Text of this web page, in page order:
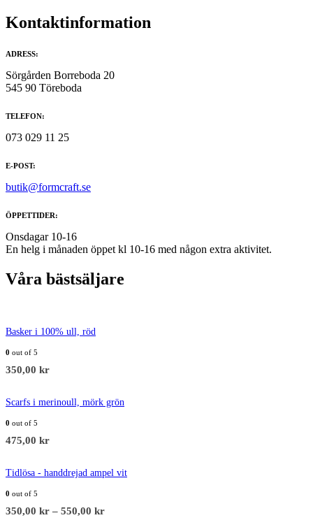
Kontaktinformation
ADRESS:
Sörgården Borreboda 20
545 90 Töreboda
TELEFON:
073 029 11 25
E-POST:
butik@formcraft.se
ÖPPETTIDER:
Onsdagar 10-16
En helg i månaden öppet kl 10-16 med någon extra aktivitet.
Våra bästsäljare
Basker i 100% ull, röd
0 out of 5
350,00 kr
Scarfs i merinoull, mörk grön
0 out of 5
475,00 kr
Tidlösa - handdrejad ampel vit
0 out of 5
350,00 kr – 550,00 kr